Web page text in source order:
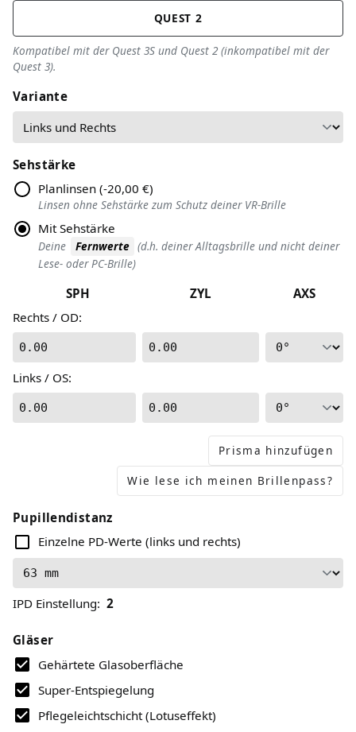
QUEST 2
Kompatibel mit der Quest 3S und Quest 2 (inkompatibel mit der
Quest 3).
Variante
Sehstärke
Planlinsen (-20,00 €)
Linsen ohne Sehstärke zum Schutz deiner VR-Brille
Mit Sehstärke
Deine Fernwerte (d.h. deiner Alltagsbrille und nicht deiner
Lese- oder PC-Brille)
SPH ZYL
AXS
Rechts / OD:
0.00 0.00
Links / OS:
0.00 0.00
Prisma hinzufügen
Wie lese ich meinen Brillenpass?
Pupillendistanz
Einzelne PD-Werte (links und rechts)
IPD Einstellung: 2
Gläser
Gehärtete Glasoberfläche
Super-Entspiegelung
Pflegeleichtschicht (Lotuseffekt)